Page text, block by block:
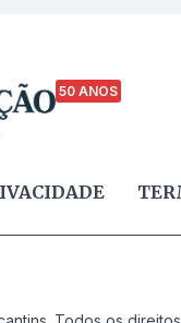
50 ANOS